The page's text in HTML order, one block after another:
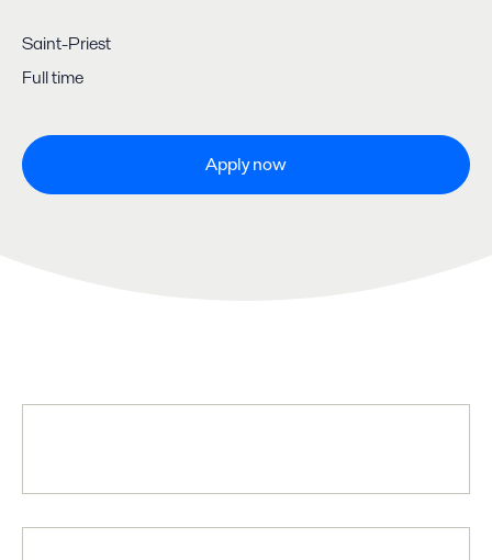
Saint-Priest
Full time
Apply now